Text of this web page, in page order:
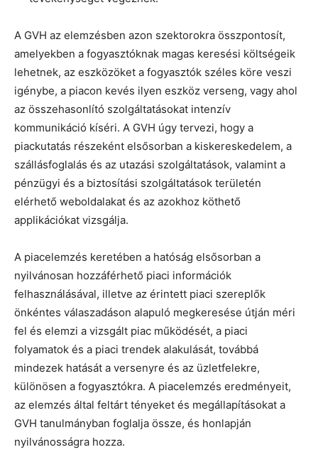
A GVH az elemzésben azon szektorokra összpontosít,
amelyekben a fogyasztóknak magas keresési költségeik
lehetnek, az eszközöket a fogyasztók széles köre veszi
igénybe, a piacon kevés ilyen eszköz verseng, vagy ahol
az összehasonlító szolgáltatásokat intenzív
kommunikáció kíséri. A GVH úgy tervezi, hogy a
piackutatás részeként elsősorban a kiskereskedelem, a
szállásfoglalás és az utazási szolgáltatások, valamint a
pénzügyi és a biztosítási szolgáltatások területén
elérhető weboldalakat és az azokhoz köthető
applikációkat vizsgálja.
A piacelemzés keretében a hatóság elsősorban a
nyilvánosan hozzáférhető piaci információk
felhasználásával, illetve az érintett piaci szereplők
önkéntes válaszadáson alapuló megkeresése útján méri
fel és elemzi a vizsgált piac működését, a piaci
folyamatok és a piaci trendek alakulását, továbbá
mindezek hatását a versenyre és az üzletfelekre,
különösen a fogyasztókra. A piacelemzés eredményeit,
az elemzés által feltárt tényeket és megállapításokat a
GVH tanulmányban foglalja össze, és honlapján
nyilvánosságra hozza.